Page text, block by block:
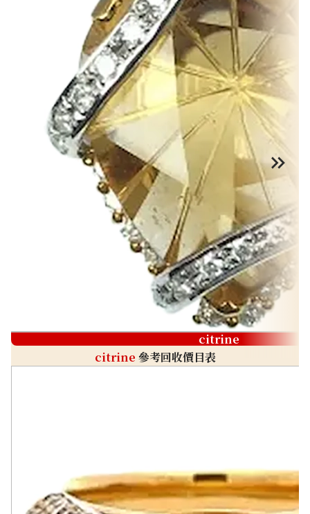
citrine
citrine 參考回收價目表